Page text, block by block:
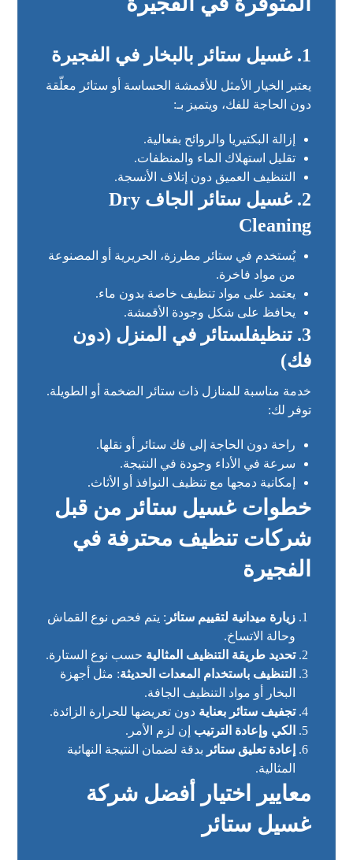
1. غسيل ستائر بالبخار في الفجيرة
يعتبر الخيار الأمثل للأقمشة الحساسة أو ستائر معلّقة
دون الحاجة للفك، ويتميز بـ:
إزالة البكتيريا والروائح بفعالية.
تقليل استهلاك الماء والمنظفات.
التنظيف العميق دون إتلاف الأنسجة.
2.
غسيل ستائر الجاف Dry
Cleaning
يُستخدم في ستائر مطرزة، الحريرية أو المصنوعة
من مواد فاخرة.
يعتمد على مواد تنظيف خاصة بدون ماء.
يحافظ على شكل وجودة الأقمشة.
3. تنظيفلستائر في المنزل (دون
فك)
خدمة مناسبة للمنازل ذات ستائر الضخمة أو الطويلة.
توفر لك:
راحة دون الحاجة إلى فك ستائر أو نقلها.
سرعة في الأداء وجودة في النتيجة.
إمكانية دمجها مع تنظيف النوافذ أو الأثاث.
خطوات غسيل ستائر من قبل
شركات تنظيف محترفة في
الفجيرة
زيارة ميدانية لتقييم ستائر : يتم فحص نوع القماش
وحالة الاتساخ.
تحديد طريقة التنظيف المثالية حسب نوع الستارة.
التنظيف باستخدام المعدات الحديثة: مثل أجهزة
البخار أو مواد التنظيف الجافة.
تجفيف ستائر بعناية دون تعريضها للحرارة الزائدة.
الكي وإعادة الترتيب إن لزم الأمر.
إعادة تعليق ستائر بدقة لضمان النتيجة النهائية
المثالية.
معايير اختيار أفضل شركة
غسيل ستائر